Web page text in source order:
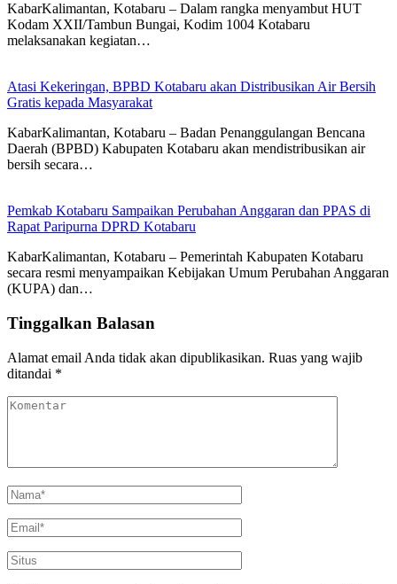
KabarKalimantan, Kotabaru – Dalam rangka menyambut HUT
Kodam XXII/Tambun Bungai, Kodim 1004 Kotabaru
melaksanakan kegiatan…
Atasi Kekeringan, BPBD Kotabaru akan Distribusikan Air Bersih
Gratis kepada Masyarakat
KabarKalimantan, Kotabaru – Badan Penanggulangan Bencana
Daerah (BPBD) Kabupaten Kotabaru akan mendistribusikan air
bersih secara…
Pemkab Kotabaru Sampaikan Perubahan Anggaran dan PPAS di
Rapat Paripurna DPRD Kotabaru
KabarKalimantan, Kotabaru – Pemerintah Kabupaten Kotabaru
secara resmi menyampaikan Kebijakan Umum Perubahan Anggaran
(KUPA) dan…
Tinggalkan Balasan
Alamat email Anda tidak akan dipublikasikan. Ruas yang wajib
ditandai *